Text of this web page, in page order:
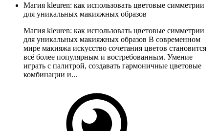
Магия kleuren: как использовать цветовые симметрии
для уникальных макияжных образов
Магия kleuren: как использовать цветовые симметрии
для уникальных макияжных образов В современном
мире макияжа искусство сочетания цветов становится
всё более популярным и востребованным. Умение
играть с палитрой, создавать гармоничные цветовые
комбинации и...